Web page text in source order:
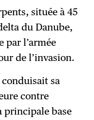
située à 45
du Danube,
par l’armée
de l’invasion.
sa
contre
principale base